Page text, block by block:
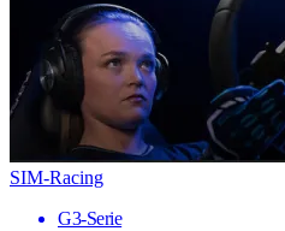
SIM-Racing
G3-Serie